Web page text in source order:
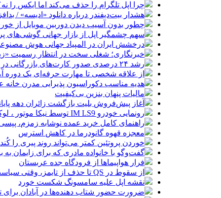
چرا اپل تلگرام را حذف می‌کند اما ایکس را
هشدار بیت‌دیفندر درباره دانلود «ادیسه» /
چطور بدون آسیب دیدن دوربین موبایل از
سهم چشمگیر اپل از بازار جهانی گوشی‌های
درخشش ایران در المپیاد جهانی هوش
خبرنگاری؛ شغلی سخت در انتظار رسمیت
رشد ۲۴ درصدی صدور کارت‌های بازرگانی در گرگان
از علاقه شخصی تا مهارت حرفه‌ای یک
هدیه مناسب دکوراسیون پذیرایی مدرن
مالیات پنهان بنزین بی‌کیفیت
آغاز پیش‌فروش بلیت بازگشت زائران دهه
رونمایی خودرو IM LS9 توسط نیکا موتور ، لوکس ترین شاسی بلند EREV در ایران
راهنمای کامل خرید عمده نوشابه زمزم،
معجزه قهوه گانودرما در کاهش استرس
خوردن پروتئین کمتر می‌تواند روند پیری را کُند
گفت‌وگو با خانواده مادری که برای زایمان به
فرار هواپیماها از فرودگاه جده عربستان
از سقوط در QS تا حذف از تایمز، وقتی سیاست دانشگاه را قربانی می‌کند/ روایت حذف دانشگاه‌های ایران از رتبه‌بندی‌های جهانی
نقشه اپل علیه سامسونگ شکست خورد
ضرورت حضور شتاب ‌دهنده‌ها در آبادان